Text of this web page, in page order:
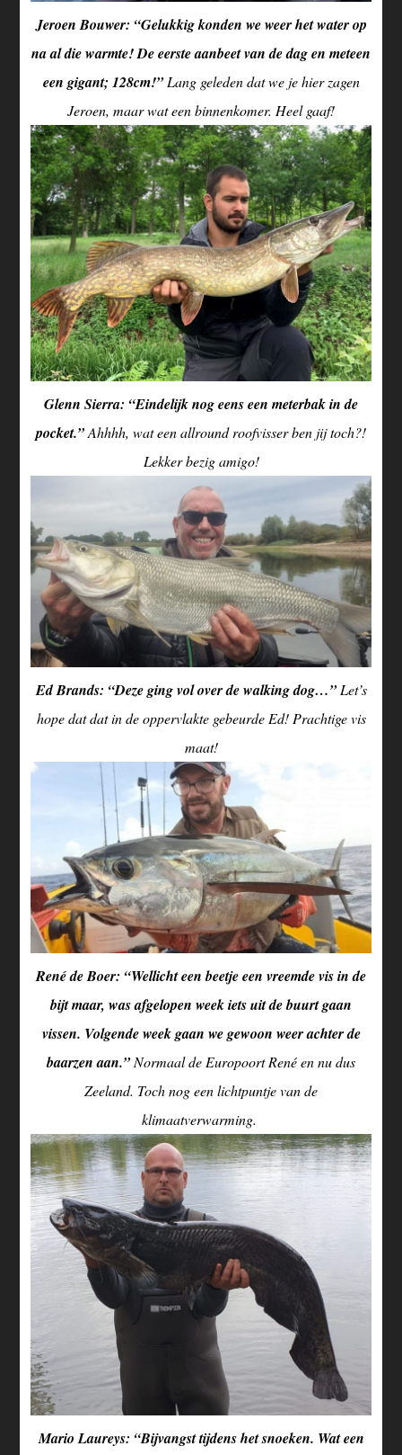
Jeroen Bouwer: “Gelukkig konden we weer het water op
na al die warmte! De eerste aanbeet van de dag en meteen
een gigant; 128cm!”Lang geleden dat we je hier zagen
Jeroen, maar wat een binnenkomer. Heel gaaf!
Glenn Sierra: “Eindelijk nog eens een meterbak in de
pocket.”Ahhhh, wat een allround roofvisser ben jij toch?!
Lekker bezig amigo!
Ed Brands: “Deze ging vol over de walking dog…”Let’s
hope dat dat in de oppervlakte gebeurde Ed! Prachtige vis
maat!
René de Boer: “Wellicht een beetje een vreemde vis in de
bijt maar, was afgelopen week iets uit de buurt gaan
vissen. Volgende week gaan we gewoon weer achter de
baarzen aan.”Normaal de Europoort René en nu dus
Zeeland. Toch nog een lichtpuntje van de
klimaatverwarming.
Mario Laureys: “Bijvangst tijdens het snoeken. Wat een